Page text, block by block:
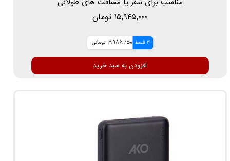
۱۵,۹۴۵,۰۰۰ تومان
4 قسط 3,986,250 تومانی
افزودن به سبد خرید